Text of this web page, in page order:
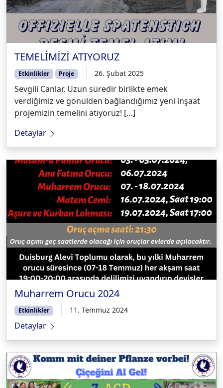
TEMELİMİZİ ATIYORUZ
Etkinlikler Proje 26. Şubat 2025
Sevgili Canlar, Uzun süredir birlikte emek
verdiğimiz ve gönülden bağlandığımız yeni inşaat
projemizin temelini atıyoruz! […]
Detaylar
Muharrem Orucu 2024
Etkinlikler 11. Temmuz 2024
Detaylar